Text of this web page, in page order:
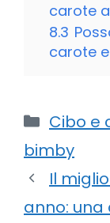
carote
8.3
carote
Cibo e
bimby
Il
anno: